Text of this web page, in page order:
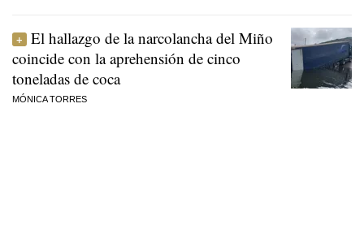
El hallazgo de la narcolancha del Miño
coincide con la aprehensión de cinco
toneladas de coca
MÓNICA TORRES